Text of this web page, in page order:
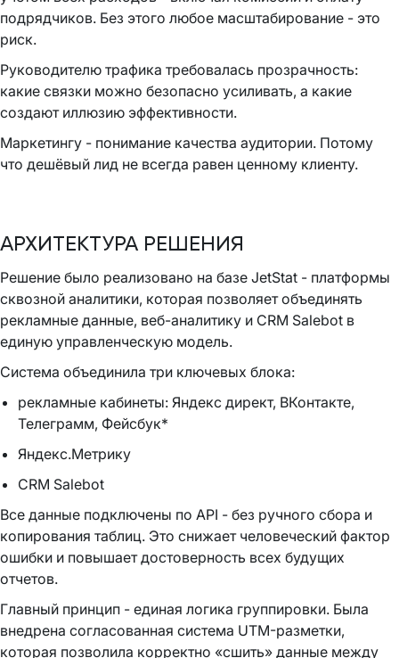
подрядчиков. Без этого любое масштабирование - это
риск.
Руководителю трафика требовалась прозрачность:
какие связки можно безопасно усиливать, а какие
создают иллюзию эффективности.
Маркетингу - понимание качества аудитории. Потому
что дешёвый лид не всегда равен ценному клиенту.
АРХИТЕКТУРА РЕШЕНИЯ
Решение было реализовано на базе JetStat - платформы
сквозной аналитики, которая позволяет объединять
рекламные данные, веб-аналитику и CRM Salebot в
единую управленческую модель.
Система объединила три ключевых блока:
рекламные кабинеты: Яндекс директ, ВКонтакте,
Телеграмм, Фейсбук*
Яндекс.Метрику
CRM Salebot
Все данные подключены по API - без ручного сбора и
копирования таблиц. Это снижает человеческий фактор
ошибки и повышает достоверность всех будущих
отчетов.
Главный принцип - единая логика группировки. Была
внедрена согласованная система UTM-разметки,
которая позволила корректно «сшить» данные между